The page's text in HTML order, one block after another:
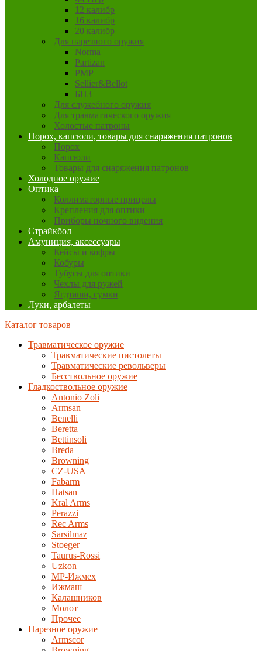
12 калибр
16 калибр
20 калибр
Для нарезного оружия
Norma
Partizan
PMP
Sellier&Bellot
БПЗ
Для служебного оружия
Для травматического оружия
Холостые патроны
Порох, капсюли, товары для снаряжения патронов
Порох
Капсюли
Товары для снаряжения патронов
Холодное оружие
Оптика
Коллиматорные прицелы
Крепления для оптики
Приборы ночного видения
Страйкбол
Амуниция, аксессуары
Кейсы и кофры
Кобуры
Тубусы для оптики
Чехлы для ружей
Ягдташи, сумки
Луки, арбалеты
Каталог товаров
Травматическое оружие
Травматические пистолеты
Травматические револьверы
Бесствольное оружие
Гладкоствольное оружие
Antonio Zoli
Armsan
Benelli
Beretta
Bettinsoli
Breda
Browning
CZ-USA
Fabarm
Hatsan
Kral Arms
Perazzi
Rec Arms
Sarsilmaz
Stoeger
Taurus-Rossi
Uzkon
MP-Ижмех
Ижмаш
Калашников
Молот
Прочее
Нарезное оружие
Armscor